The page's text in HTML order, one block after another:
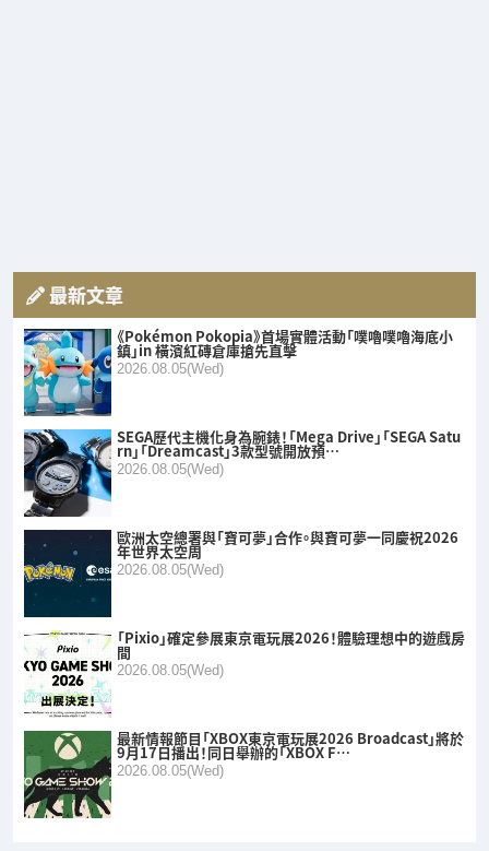
最新文章
《Pokémon Pokopia》首場實體活動「噗嚕噗嚕海底小
鎮」in 橫濱紅磚倉庫搶先直擊
2026.08.05(Wed)
SEGA歷代主機化身為腕錶！「Mega Drive」「SEGA Satu
rn」「Dreamcast」3款型號開放預…
2026.08.05(Wed)
歐洲太空總署與「寶可夢」合作。與寶可夢一同慶祝2026
年世界太空周
2026.08.05(Wed)
「Pixio」確定參展東京電玩展2026！體驗理想中的遊戲房
間
2026.08.05(Wed)
最新情報節目「XBOX東京電玩展2026 Broadcast」將於
9月17日播出！同日舉辦的「XBOX F…
2026.08.05(Wed)